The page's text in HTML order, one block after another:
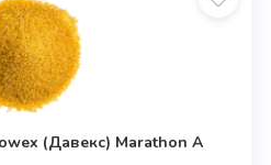
(Давекс) Marathon A